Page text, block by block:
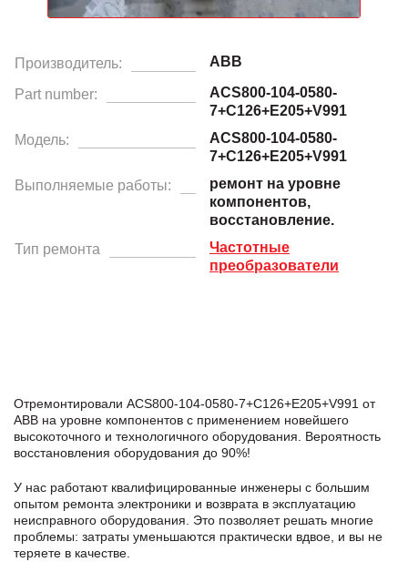
Производитель: ABB
Part number:
ACS800-104-0580-
7+C126+E205+V991
Модель:
ACS800-104-0580-
7+C126+E205+V991
Выполняемые работы:
ремонт на уровне
компонентов,
восстановление.
Тип ремонта
Частотные
преобразователи
Отремонтировали ACS800-104-0580-7+C126+E205+V991 от
ABB на уровне компонентов с применением новейшего
высокоточного и технологичного оборудования. Вероятность
восстановления оборудования до 90%!
У нас работают квалифицированные инженеры с большим
опытом ремонта электроники и возврата в эксплуатацию
неисправного оборудования. Это позволяет решать многие
проблемы: затраты уменьшаются практически вдвое, и вы не
теряете в качестве.